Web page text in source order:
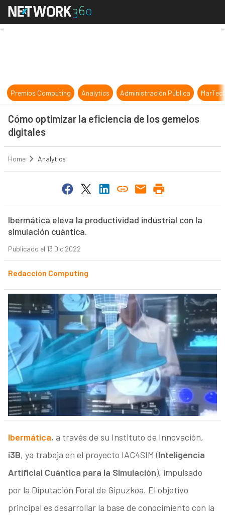
Cómo optimizar la eficiencia de
Premios Computing Analytics Administración Pública
Cómo optimizar la eficiencia de los gemelos
digitales
Home Analytics
Ibermática eleva la productividad industrial con la
simulación cuántica.
Publicado el 13 Dic 2022
Redacción Computing
Ibermática, a través de su Instituto de Innovación,
i3B, ya trabaja en el proyecto IAC4SIM (Inteligencia
Artificial Cuántica para la Simulación), impulsado
por la Diputación Foral de Gipuzkoa. El objetivo
principal es desarrollar la base de conocimiento con la